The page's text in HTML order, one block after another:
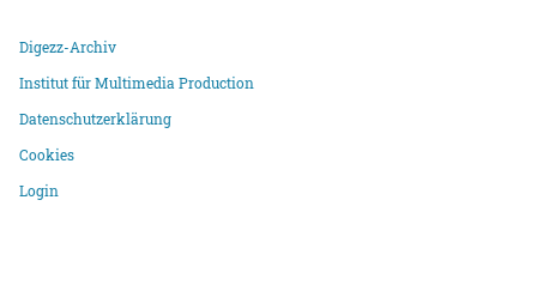
Digezz-Archiv
Institut für Multimedia Production
Datenschutzerklärung
Cookies
Login